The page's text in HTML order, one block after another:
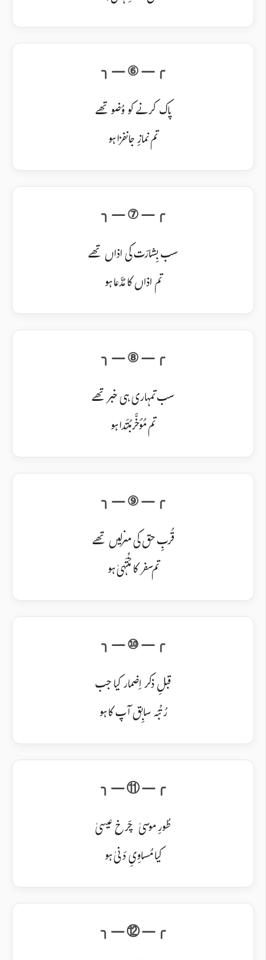
پاک کرنے کو وُضو تھے
تم نمازِ جانفزا ہو
سب بِشارَت کی اذاں تھے
تم اذاں کا مُدَّعا ہو
سب تمہاری ہی خبر تھے
تم مُؤخَّر مُبتَدا ہو
قُربِ حق کی منزلیں تھے
تم سفر کا مُنْتَہیٰ ہو
قبلِ ذکر اِضمار کیا جب
رُتْبَہ سابِق آپ کا ہو
طُورِ موسیٰ چَرخِ عیسیٰ
کیا مُساوِیِ دَنیٰ ہو